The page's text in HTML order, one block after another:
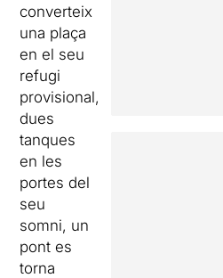
converteix
una plaça
en el seu
refugi
provisional,
dues
tanques
en les
portes del
seu
somni, un
pont es
torna